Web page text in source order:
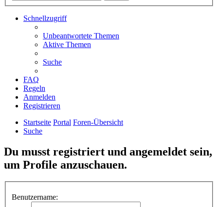
Schnellzugriff
Unbeantwortete Themen
Aktive Themen
Suche
FAQ
Regeln
Anmelden
Registrieren
Startseite Portal Foren-Übersicht
Suche
Du musst registriert und angemeldet sein,
um Profile anzuschauen.
Benutzername: